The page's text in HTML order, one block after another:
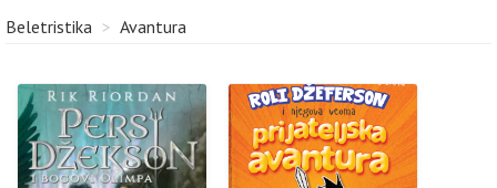
Beletristika > Avantura